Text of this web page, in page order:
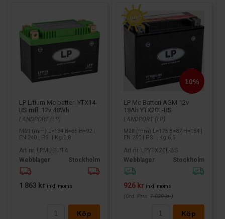
LP Litium Mc batteri YTX14-
BS mfl. 12v 48Wh
LANDPORT (LP)
Mått (mm) L=134 B=65 H=92 |
EN:240 | PS: | Kg:0,8
Art nr. LPMLLFP14
Webblager
Stockholm
1 863 kr inkl. moms
Köp
LP Mc Batteri AGM 12v
18Ah YTX20L-BS
LANDPORT (LP)
Mått (mm) L=175 B=87 H=154 |
EN:250 | PS: | Kg:6,5
Art nr. LPYTX20L-BS
Webblager
Stockholm
926 kr inkl. moms
(Ord. Pris: 1 029 kr)
Köp